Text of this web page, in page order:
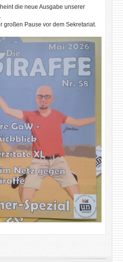
die neue Ausgabe unserer
großen Pause vor dem Sekretariat.